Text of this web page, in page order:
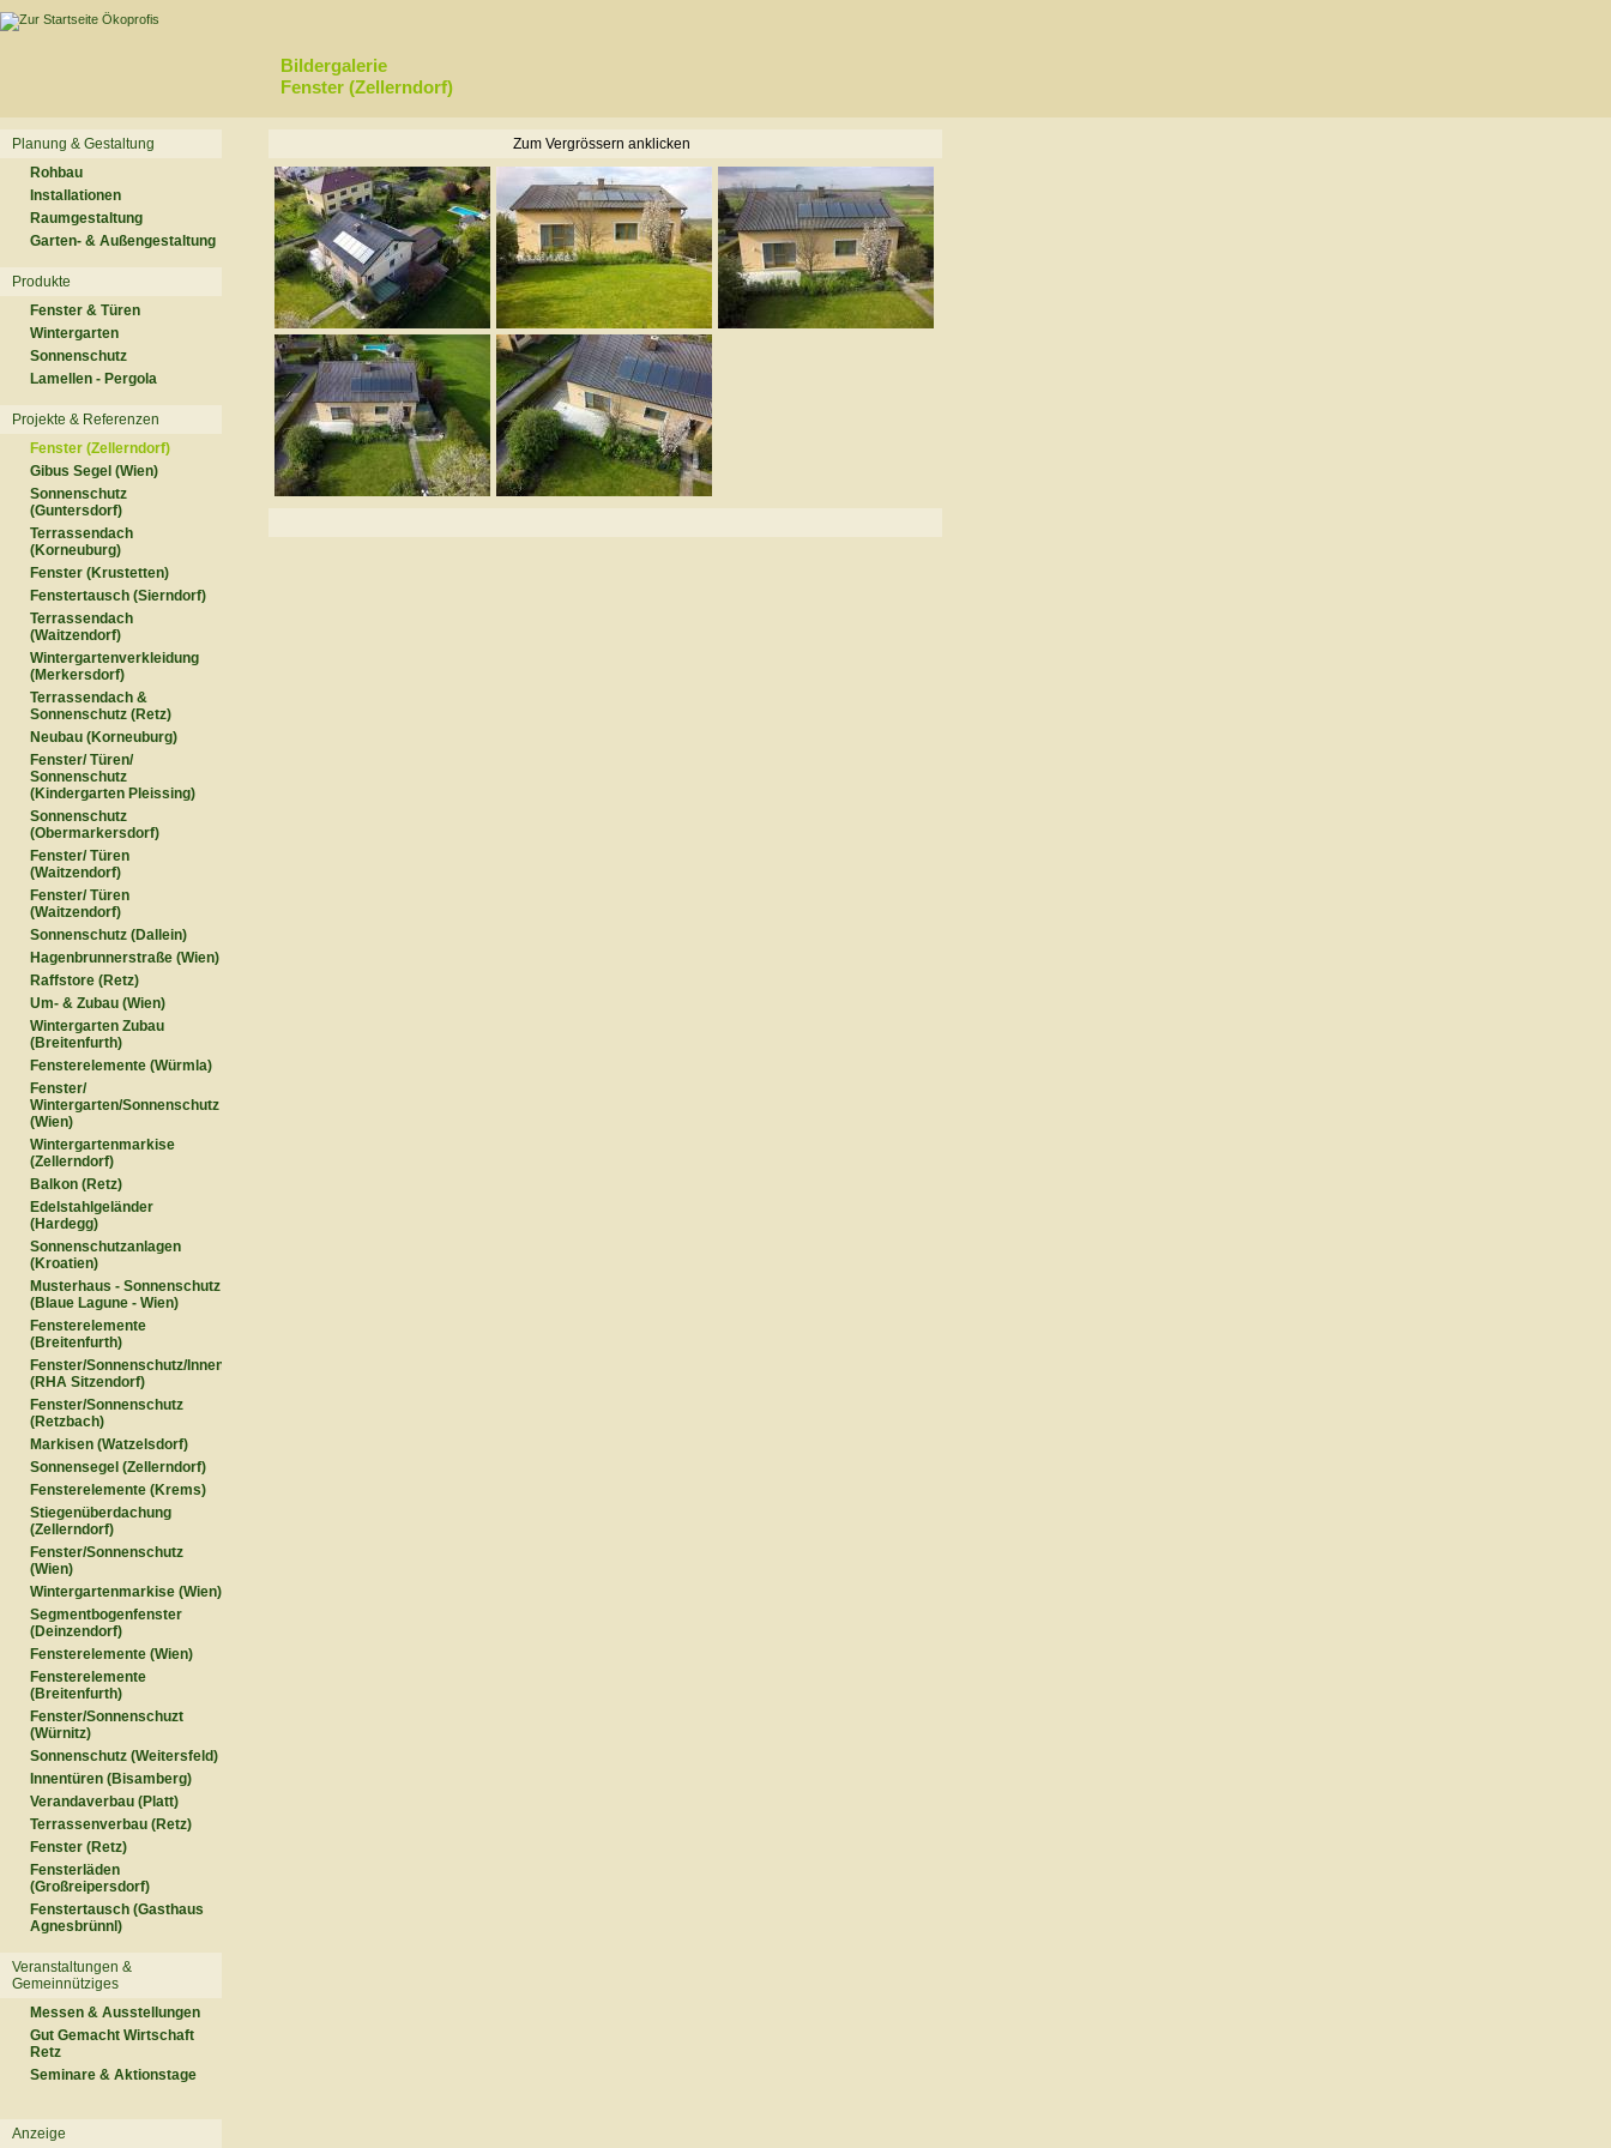
Bildergalerie
Fenster (Zellerndorf)
Planung & Gestaltung
Rohbau
Installationen
Raumgestaltung
Garten- & Außengestaltung
Produkte
Fenster & Türen
Wintergarten
Sonnenschutz
Lamellen - Pergola
Projekte & Referenzen
Fenster (Zellerndorf)
Gibus Segel (Wien)
Sonnenschutz
(Guntersdorf)
Terrassendach
(Korneuburg)
Fenster (Krustetten)
Fenstertausch (Sierndorf)
Terrassendach
(Waitzendorf)
Wintergartenverkleidung
(Merkersdorf)
Terrassendach &
Sonnenschutz (Retz)
Neubau (Korneuburg)
Fenster/ Türen/
Sonnenschutz
(Kindergarten Pleissing)
Sonnenschutz
(Obermarkersdorf)
Fenster/ Türen
(Waitzendorf)
Fenster/ Türen
(Waitzendorf)
Sonnenschutz (Dallein)
Hagenbrunnerstraße (Wien)
Raffstore (Retz)
Um- & Zubau (Wien)
Wintergarten Zubau
(Breitenfurth)
Fensterelemente (Würmla)
Fenster/
Wintergarten/Sonnenschutz
(Wien)
Wintergartenmarkise
(Zellerndorf)
Balkon (Retz)
Edelstahlgeländer
(Hardegg)
Sonnenschutzanlagen
(Kroatien)
Musterhaus - Sonnenschutz
(Blaue Lagune - Wien)
Fensterelemente
(Breitenfurth)
Fenster/Sonnenschutz/Innentüren
(RHA Sitzendorf)
Fenster/Sonnenschutz
(Retzbach)
Markisen (Watzelsdorf)
Sonnensegel (Zellerndorf)
Fensterelemente (Krems)
Stiegenüberdachung
(Zellerndorf)
Fenster/Sonnenschutz
(Wien)
Wintergartenmarkise (Wien)
Segmentbogenfenster
(Deinzendorf)
Fensterelemente (Wien)
Fensterelemente
(Breitenfurth)
Fenster/Sonnenschuzt
(Würnitz)
Sonnenschutz (Weitersfeld)
Innentüren (Bisamberg)
Verandaverbau (Platt)
Terrassenverbau (Retz)
Fenster (Retz)
Fensterläden
(Großreipersdorf)
Fenstertausch (Gasthaus
Agnesbrünnl)
Veranstaltungen &
Gemeinnütziges
Messen & Ausstellungen
Gut Gemacht Wirtschaft
Retz
Seminare & Aktionstage
Anzeige
Zum Vergrössern anklicken